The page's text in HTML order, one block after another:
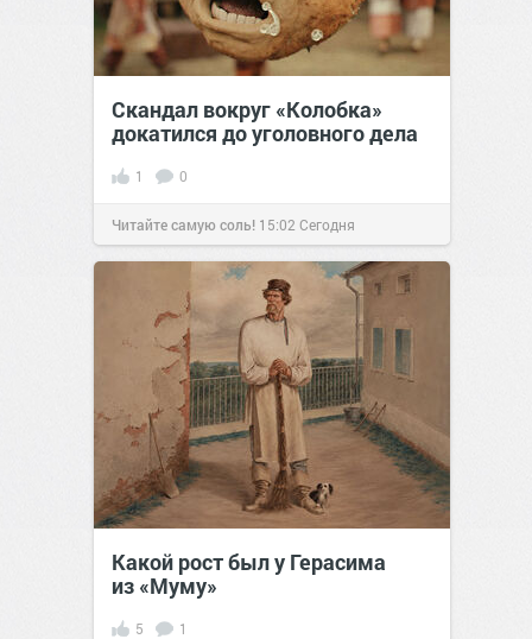
Скандал вокруг «Колобка»
докатился до уголовного дела
1 0
Читайте самую соль! 15:02 Сегодня
Какой рост был у Герасима
из «Муму»
5 1